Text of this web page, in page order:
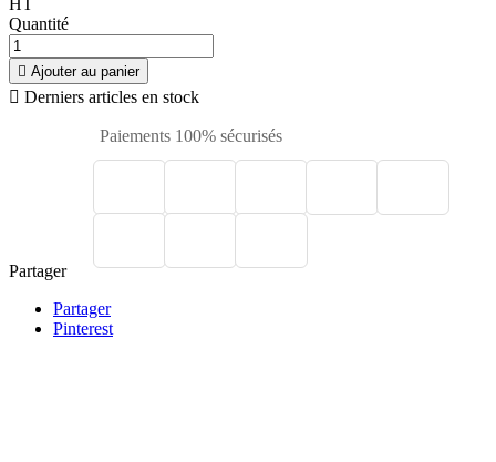
HT
Quantité
 Ajouter au panier
 Derniers articles en stock
Paiements 100% sécurisés
Partager
Partager
Pinterest